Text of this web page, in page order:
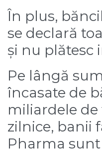
În plus,
se declară
și nu plătesc
Pe lângă
încasate de
miliardele
zilnice, banii
Pharma